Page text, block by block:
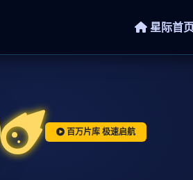
星际首
百万片库 极速启航